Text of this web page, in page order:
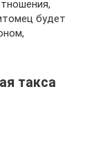
будет
такса